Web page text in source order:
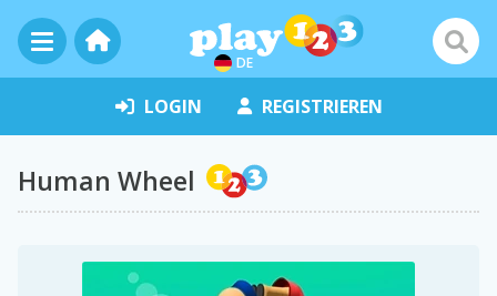
DE
LOGIN REGISTRIEREN
Human Wheel